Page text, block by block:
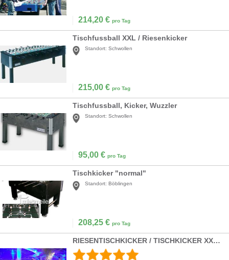
214,20 € pro Tag
Tischfussball XXL / Riesenkicker
Standort: Schwollen
215,00 € pro Tag
Tischfussball, Kicker, Wuzzler
Standort: Schwollen
95,00 € pro Tag
Tischkicker "normal"
Standort: Böblingen
208,25 € pro Tag
RIESENTISCHKICKER / TISCHKICKER XXL / MEGA WUZZLER